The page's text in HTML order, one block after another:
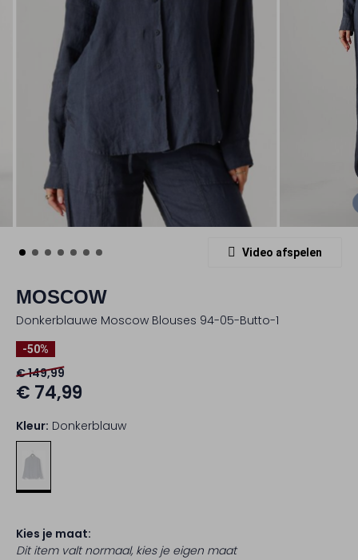
Video afspelen
MOSCOW
Donkerblauwe Moscow Blouses 94-05-Butto-1
-50%
€ 149,99
€ 74,99
Kleur: Donkerblauw
Kies je maat:
Dit item valt normaal, kies je eigen maat